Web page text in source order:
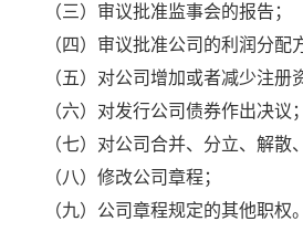
（三）审议批准监事会的报告；
（四）审议批准公司的利润分配
（五）对公司增加或者减少注册
（六）对发行公司债券作出决议；
（七）对公司合并、分立、解
（八）修改公司章程；
（九）公司章程规定的其他职权。